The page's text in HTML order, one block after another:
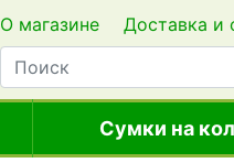
О магазине Доставка и
Сумки на